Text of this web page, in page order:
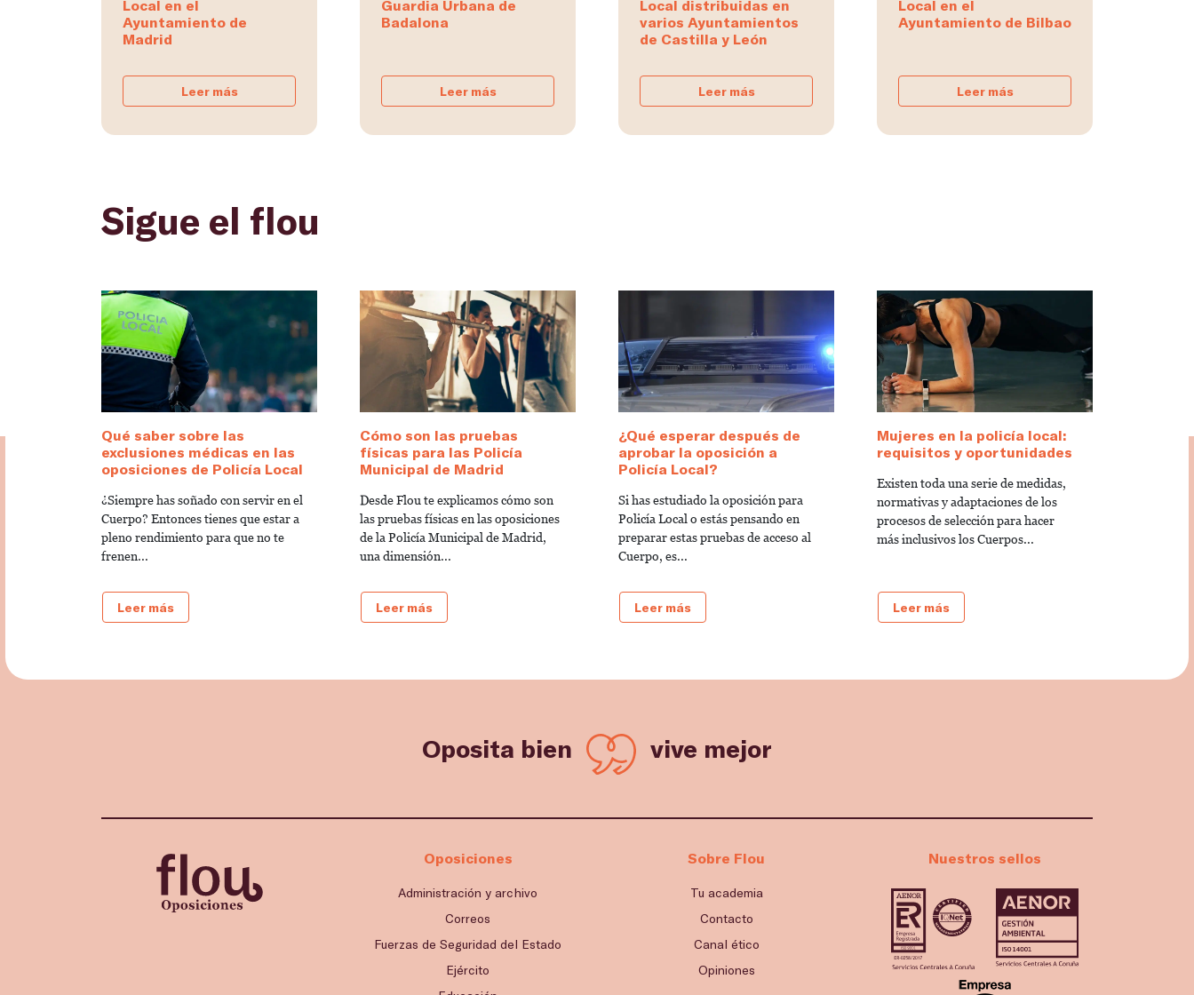
Local en el
Ayuntamiento de
Madrid
Leer más
Guardia Urbana de
Badalona
Leer más
Local distribuidas en
varios Ayuntamientos
de Castilla y León
Leer más
Local en el
Ayuntamiento de Bilbao
Leer más
Sigue el flou
Qué saber sobre las
exclusiones médicas en las
oposiciones de Policía Local
¿Siempre has soñado con servir en el
Cuerpo? Entonces tienes que estar a
pleno rendimiento para que no te
frenen...
Leer más
Cómo son las pruebas
físicas para las Policía
Municipal de Madrid
Desde Flou te explicamos cómo son
las pruebas físicas en las oposiciones
de la Policía Municipal de Madrid,
una dimensión...
Leer más
¿Qué esperar después de
aprobar la oposición a
Policía Local?
Si has estudiado la oposición para
Policía Local o estás pensando en
preparar estas pruebas de acceso al
Cuerpo, es...
Leer más
Mujeres en la policía local:
requisitos y oportunidades
Existen toda una serie de medidas,
normativas y adaptaciones de los
procesos de selección para hacer
más inclusivos los Cuerpos...
Leer más
Oposita bien vive mejor
Oposiciones
Administración y archivo
Correos
Fuerzas de Seguridad del Estado
Ejército
Sobre Flou
Tu academia
Contacto
Canal ético
Opiniones
Nuestros sellos